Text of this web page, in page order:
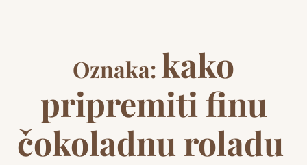
Oznaka: kako
pripremiti finu
čokoladnu roladu